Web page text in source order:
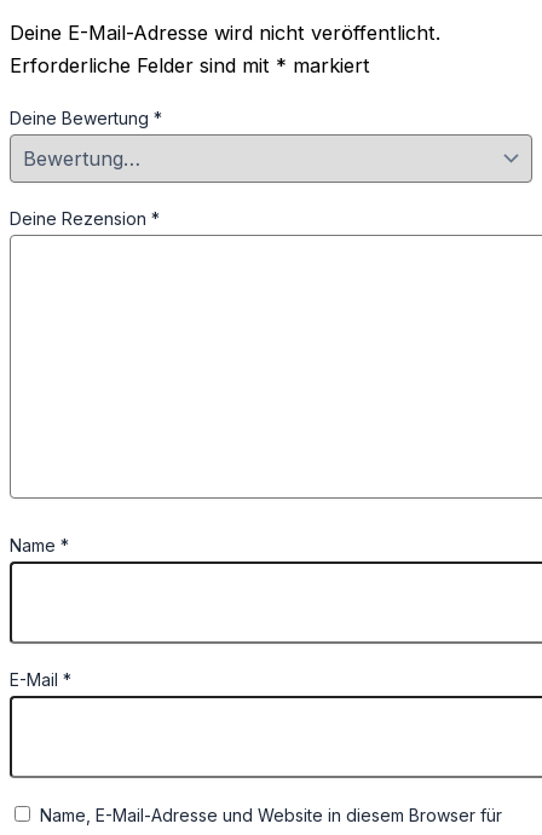
Deine E-Mail-Adresse wird nicht veröffentlicht.
Erforderliche Felder sind mit * markiert
Deine Bewertung *
Deine Rezension *
Name *
E-Mail *
Name, E-Mail-Adresse und Website in diesem Browser für